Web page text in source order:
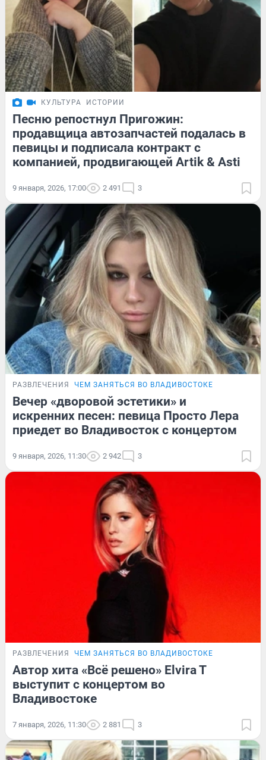
КУЛЬТУРА ИСТОРИИ
Песню репостнул Пригожин:
продавщица автозапчастей подалась в
певицы и подписала контракт с
компанией, продвигающей Artik & Asti
9 января, 2026, 17:00 2 491 3
РАЗВЛЕЧЕНИЯ ЧЕМ ЗАНЯТЬСЯ ВО ВЛАДИВОСТОКЕ
Вечер «дворовой эстетики» и
искренних песен: певица Просто Лера
приедет во Владивосток с концертом
9 января, 2026, 11:30 2 942 3
РАЗВЛЕЧЕНИЯ ЧЕМ ЗАНЯТЬСЯ ВО ВЛАДИВОСТОКЕ
Автор хита «Всё решено» Elvira T
выступит с концертом во
Владивостоке
7 января, 2026, 11:30 2 881 3